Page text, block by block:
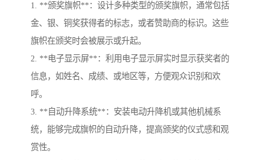
1. **颁奖旗帜**：设计多种类型的颁奖旗帜，通常包括
金、银、铜奖获得者的标志，或者赞助商的标识。这些
旗帜在颁奖时会被展示或升起。
2. **电子显示屏**：利用电子显示屏实时显示获奖者的
信息，如姓名、成绩、或地区等，方便观众识别和欢
呼。
3. **自动升降系统**：安装电动升降机或其他机械系
统，能够完成旗帜的自动升降，提高颁奖的仪式感和观
赏性。